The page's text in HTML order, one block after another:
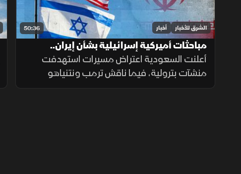
50:36 الشرق للأخبار أخبار
مباحثات أميركية إسرائيلية بشأن إيران..
وتحذيرات أممية بشأن دارفور
أعلنت السعودية اعتراض مسيرات استهدفت
منشآت بترولية، فيما ناقش ترمب ونتنياهو
الملف الإيراني، وتواصلت التحركات الإقليمية بين